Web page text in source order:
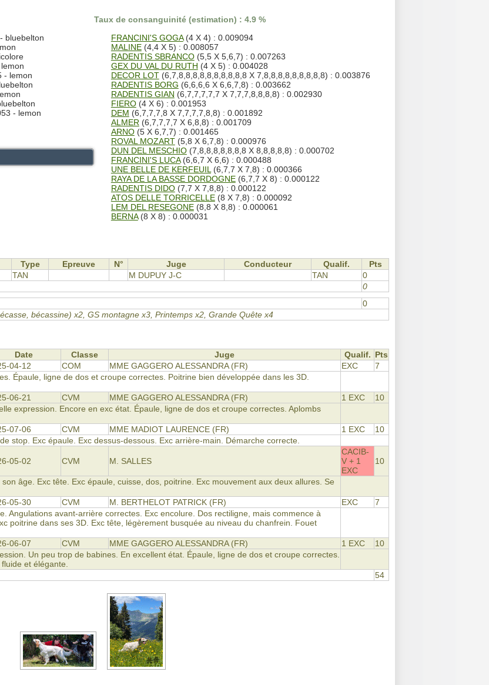
bluebelton
- lemon
- lemon
Taux de consanguinité (estimation) : 4.9 %
FRANCINI'S GOGA(4 X 4) : 0.009094
MALINE(4,4 X 5) : 0.008057
RADENTIS SBRANCO(5,5 X 5,6,7) : 0.007263
GEX DU VAL DU RUTH (4 X 5) : 0.004028
DECOR LOT(6,7,8,8,8,8,8,8,8,8,8,8 X 7,8,8,8,8,8,8,8,8,8) : 0.003876
RADENTIS BORG (6,6,6,6 X 6,6,7,8) : 0.003662
RADENTIS GIAN (6,7,7,7,7,7 X 7,7,7,8,8,8,8) : 0.002930
FIERO(4 X 6) : 0.001953
DEM (6,7,7,7,8 X 7,7,7,7,8,8) : 0.001892
ALMER (6,7,7,7,7 X 6,8,8) : 0.001709
ARNO(5 X 6,7,7) : 0.001465
ROVAL MOZART(5,8 X 6,7,8) : 0.000976
DUN DEL MESCHIO(7,8,8,8,8,8,8,8 X 8,8,8,8,8) : 0.000702
FRANCINI'S LUCA(6,6,7 X 6,6) : 0.000488
UNE BELLE DE KERFEUIL (6,7,7 X 7,8) : 0.000366
RAYA DE LA BASSE DORDOGNE(6,7,7 X 8) : 0.000122
RADENTIS DIDO(7,7 X 7,8,8) : 0.000122
ATOS DELLE TORRICELLE(8 X 7,8) : 0.000092
LEM DEL RESEGONE(8,8 X 8,8) : 0.000061
BERNA(8 X 8) : 0.000031
Type Epreuve N° Juge Conducteur Qualif.
Pts
TAN M DUPUY J-C TAN
0
0
0
bécassine) x2, GS montagne x3, Printemps x2, Grande Quête x4
Date Classe Juge Qualif. Pts
04-12 COM MME GAGGERO ALESSANDRA (FR) EXC
7
Épaule, ligne de dos et croupe correctes. Poitrine bien développée dans les 3D.
06-21 CVM MME GAGGERO ALESSANDRA (FR) 1 EXC
10
expression. Encore en exc état. Épaule, ligne de dos et croupe correctes. Aplombs
07-06 CVM MME MADIOT LAURENCE (FR) 1 EXC
10
stop. Exc épaule. Exc dessus-dessous. Exc arrière-main. Démarche correcte.
05-02 CVM M. SALLES
CACIB-
V + 1
EXC
10
âge. Exc tête. Exc épaule, cuisse, dos, poitrine. Exc mouvement aux deux allures. Se
05-30 CVM M. BERTHELOT PATRICK (FR) EXC
7
Angulations avant-arrière correctes. Exc encolure. Dos rectiligne, mais commence à
poitrine dans ses 3D. Exc tête, légèrement busquée au niveau du chanfrein. Fouet
06-07 CVM MME GAGGERO ALESSANDRA (FR) 1 EXC
10
Un peu trop de babines. En excellent état. Épaule, ligne de dos et croupe correctes.
et élégante.
54